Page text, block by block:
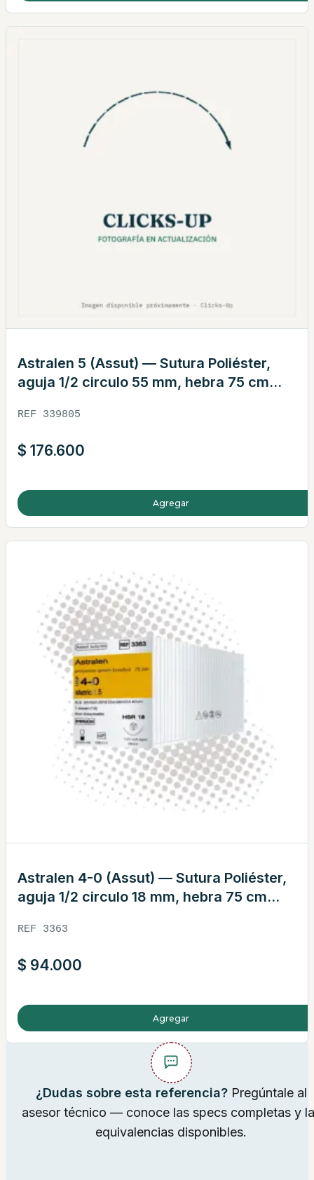
Astralen 5 (Assut) — Sutura Poliéster,
aguja 1/2 circulo 55 mm, hebra 75 cm
REF 339805
$ 176.600
Agregar
Astralen 4-0 (Assut) — Sutura Poliéster,
aguja 1/2 circulo 18 mm, hebra 75 cm
REF 3363
$ 94.000
Agregar
¿Dudas sobre esta referencia?Pregúntale al
asesor técnico — conoce las specs completas y
equivalencias disponibles.